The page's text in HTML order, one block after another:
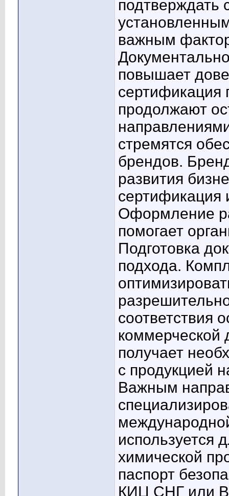
подтверждать
важным
повышает
сертификация
продолжают
стремятся
брендов.
развития
сертификация
Оформление
помогает
Подготовка
подхода.
соответствия
коммерческой
получает
с продукцией
Важным
используется
химической
паспорт
КИЦ СНГ или